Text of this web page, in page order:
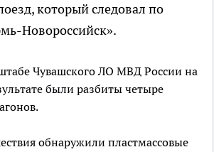
который следовал по
Новороссийск».
Чувашского ЛО МВД России на
были разбиты четыре
обнаружили пластмассовые